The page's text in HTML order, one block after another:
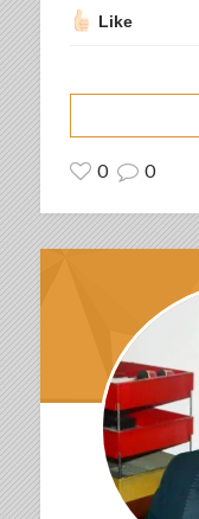
Like
0 0